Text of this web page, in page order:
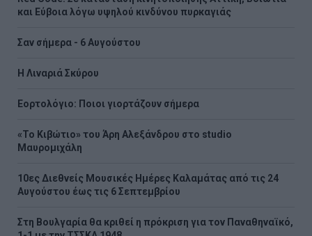
και Εύβοια λόγω υψηλού κινδύνου πυρκαγιάς
Σαν σήμερα - 6 Αυγούστου
H Λιναριά Σκύρου
Εορτολόγιο: Ποιοι γιορτάζουν σήμερα
«Το Κιβώτιο» του Άρη Αλεξάνδρου στο studio
Μαυρομιχάλη
10ες Διεθνείς Μουσικές Ημέρες Καλαμάτας από τις 24
Αυγούστου έως τις 6 Σεπτεμβρίου
Στη Βουλγαρία θα κριθεί η πρόκριση για τον Παναθηναϊκό,